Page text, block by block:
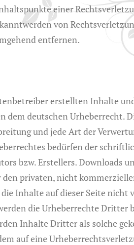
einer
von
entfernen.
erstellten Inhalte
dem deutschen Urheberrecht.
und jede Art der
bedürfen der
bzw. Erstellers. Downloads
privaten, nicht
Inhalte auf dieser Seite nicht
die Urheberrechte Dritter
Inhalte Dritter als solche
auf eine